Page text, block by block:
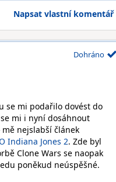
Napsat vlastní komentář
Dohráno
se mi podařilo dovést do
mi i nyní dosáhnout
nejslabší článek
Indiana Jones 2. Zde byl
Clone Wars se naopak
poněkud neúspěšné.